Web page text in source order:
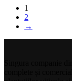
1
2
→